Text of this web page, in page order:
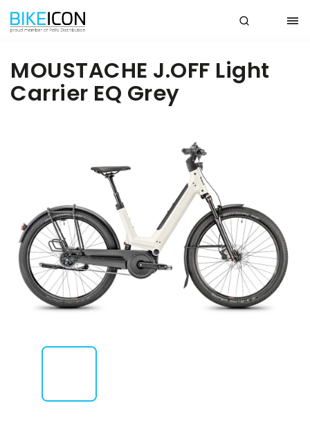
MOUSTACHE J.OFF Light
Carrier EQ Grey